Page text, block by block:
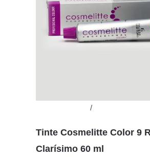
/
Tinte Cosmelitte Color 9
Clarísimo 60 ml